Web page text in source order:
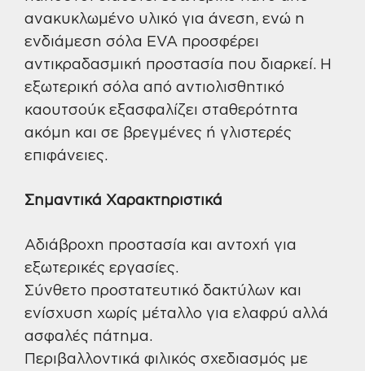
ανακυκλωμένο υλικό για άνεση, ενώ η
ενδιάμεση σόλα EVA προσφέρει
αντικραδασμική προστασία που διαρκεί. Η
εξωτερική σόλα από αντιολισθητικό
καουτσούκ εξασφαλίζει σταθερότητα
ακόμη και σε βρεγμένες ή γλιστερές
επιφάνειες.
Σημαντικά Χαρακτηριστικά
Αδιάβροχη προστασία και αντοχή για
εξωτερικές εργασίες.
Σύνθετο προστατευτικό δακτύλων και
ενίσχυση χωρίς μέταλλο για ελαφρύ αλλά
ασφαλές πάτημα.
Περιβαλλοντικά φιλικός σχεδιασμός με